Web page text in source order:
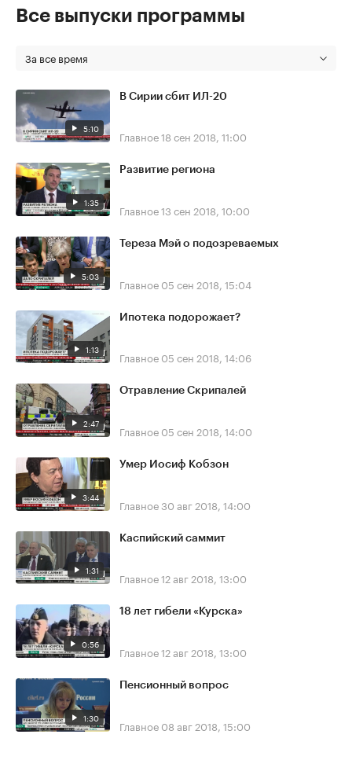
Все выпуски программы
За все время
5:10
В Сирии сбит ИЛ-20
Главное18 сен 2018, 11:00
1:35
Развитие региона
Главное13 сен 2018, 10:00
5:03
Тереза Мэй о подозреваемых
Главное 05 сен 2018, 15:04
1:13
Ипотека подорожает?
Главное 05 сен 2018, 14:06
2:47
Отравление Скрипалей
Главное 05 сен 2018, 14:00
3:44
Умер Иосиф Кобзон
Главное30 авг 2018, 14:00
1:31
Каспийский саммит
Главное12 авг 2018, 13:00
0:56
18 лет гибели «Курска»
Главное12 авг 2018, 13:00
1:30
Пенсионный вопрос
Главное 08 авг 2018, 15:00